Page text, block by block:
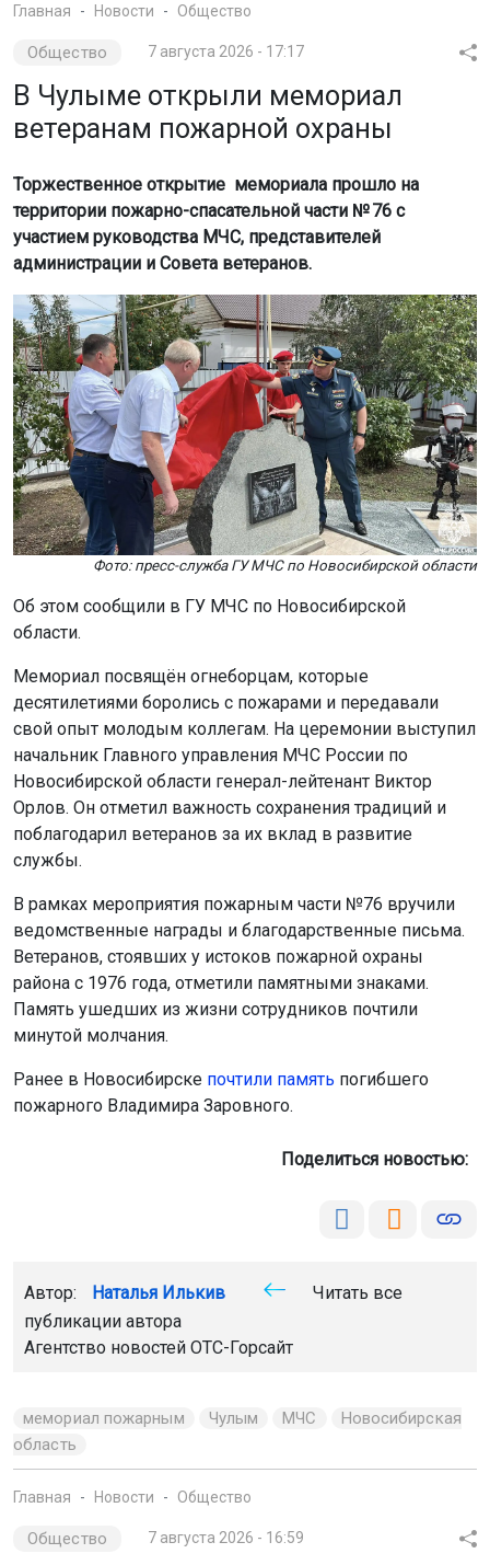
Главная Новости Общество
Общество 7 августа 2026 - 17:17
В Чулыме открыли мемориал
ветеранам пожарной охраны
Торжественное открытие мемориала прошло на
территории пожарно-спасательной части № 76 с
участием руководства МЧС, представителей
администрации и Совета ветеранов.
Фото: пресс-служба ГУ МЧС по Новосибирской области
Об этом сообщили в ГУ МЧС по Новосибирской
области.
Мемориал посвящён огнеборцам, которые
десятилетиями боролись с пожарами и передавали
свой опыт молодым коллегам. На церемонии выступил
начальник Главного управления МЧС России по
Новосибирской области генерал-лейтенант Виктор
Орлов. Он отметил важность сохранения традиций и
поблагодарил ветеранов за их вклад в развитие
службы.
В рамках мероприятия пожарным части №76 вручили
ведомственные награды и благодарственные письма.
Ветеранов, стоявших у истоков пожарной охраны
района с 1976 года, отметили памятными знаками.
Память ушедших из жизни сотрудников почтили
минутой молчания.
Ранее в Новосибирске почтили память погибшего
пожарного Владимира Заровного.
Поделиться новостью:
Автор: Наталья Илькив
Читать все
публикации автора
Агентство новостей ОТС-Горсайт
мемориал пожарным Чулым МЧС
Новосибирская
область
Главная Новости Общество
Общество 7 августа 2026 - 16:59